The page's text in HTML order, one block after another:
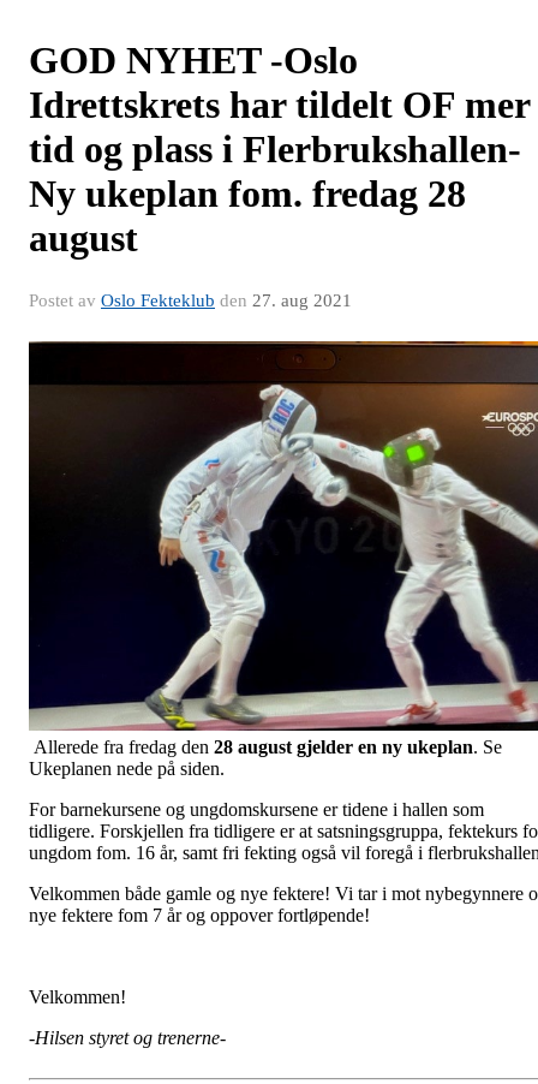
GOD NYHET -Oslo
Idrettskrets har tildelt OF mer
tid og plass i Flerbrukshallen-
Ny ukeplan fom. fredag 28
august
Postet av Oslo Fekteklub den 27. aug 2021
Allerede fra fredag den 28 august gjelder en ny ukeplan. Se
Ukeplanen nede på siden.
For barnekursene og ungdomskursene er tidene i hallen som
tidligere. Forskjellen fra tidligere er at satsningsgruppa, fektekurs
ungdom fom. 16 år, samt fri fekting også vil foregå i
Velkommen både gamle og nye fektere! Vi tar i mot nybegynnere
nye fektere fom 7 år og oppover fortløpende!
Velkommen!
-Hilsen styret og trenerne-